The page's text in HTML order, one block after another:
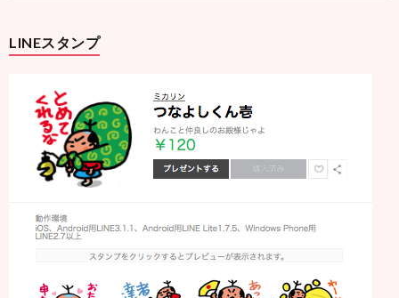
LINEスタンプ